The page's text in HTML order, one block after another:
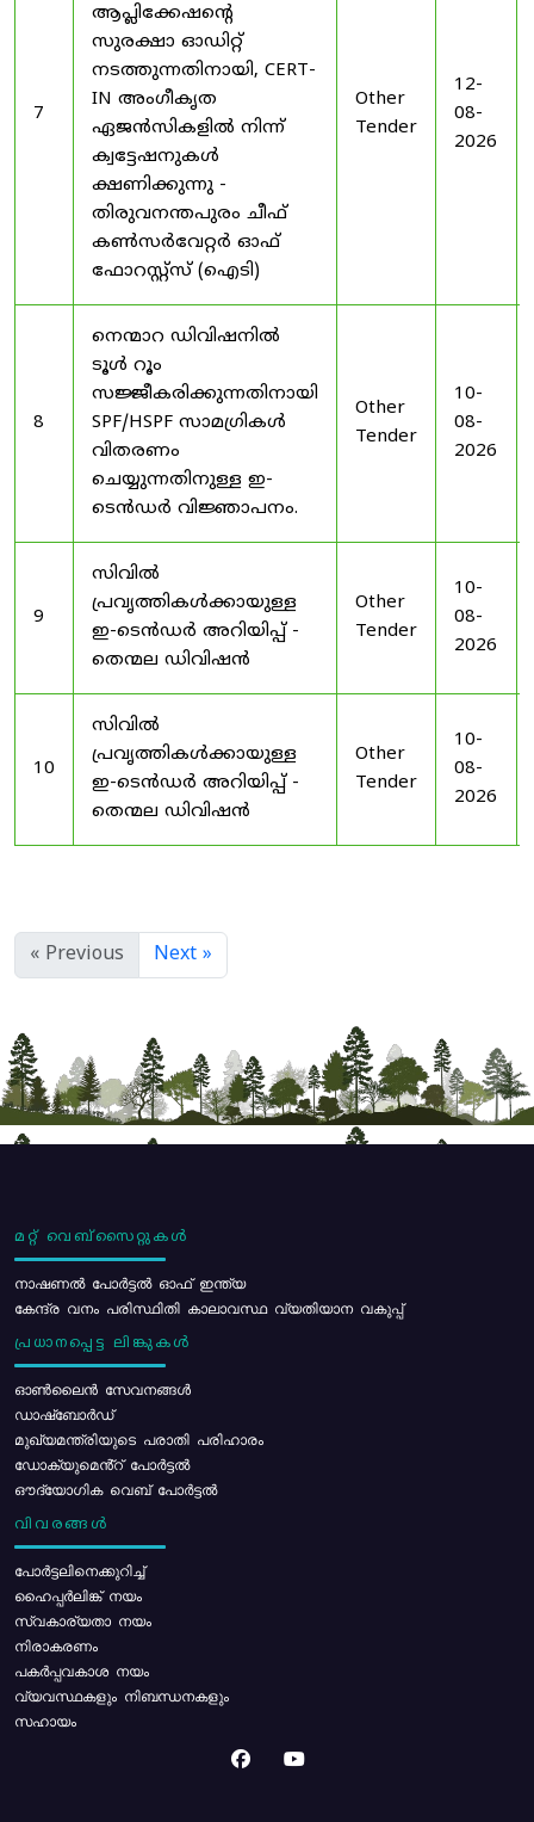
7
ആപ്ലിക്കേഷന്റെ
സുരക്ഷാ ഓഡിറ്റ്
നടത്തുന്നതിനായി, CERT-
IN അംഗീകൃത
ഏജൻസികളിൽ നിന്ന്
ക്വട്ടേഷനുകൾ
ക്ഷണിക്കുന്നു -
തിരുവനന്തപുരം ചീഫ്
കൺസർവേറ്റർ ഓഫ്
ഫോറസ്റ്റ്സ് (ഐടി)
Other
Tender
12-
08-
2026
8
നെന്മാറ ഡിവിഷനിൽ
ടൂൾ റൂം
സജ്ജീകരിക്കുന്നതിനായി
SPF/HSPF സാമഗ്രികൾ
വിതരണം
ചെയ്യുന്നതിനുള്ള ഇ-
ടെൻഡർ വിജ്ഞാപനം.
Other
Tender
10-
08-
2026
9
സിവിൽ
പ്രവൃത്തികൾക്കായുള്ള
ഇ-ടെൻഡർ അറിയിപ്പ് -
തെന്മല ഡിവിഷൻ
Other
Tender
10-
08-
2026
10
സിവിൽ
പ്രവൃത്തികൾക്കായുള്ള
ഇ-ടെൻഡർ അറിയിപ്പ് -
തെന്മല ഡിവിഷൻ
Other
Tender
10-
08-
2026
« Previous Next »
മറ്റ് വെബ്സൈറ്റുകൾ
നാഷണൽ പോർട്ടൽ ഓഫ് ഇന്ത്യ
കേന്ദ്ര വനം പരിസ്ഥിതി കാലാവസ്ഥ വ്യതിയാന വകുപ്പ്
പ്രധാനപ്പെട്ട ലിങ്കുകൾ
ഓൺലൈൻ സേവനങ്ങൾ
ഡാഷ്ബോർഡ്
മുഖ്യമന്ത്രിയുടെ പരാതി പരിഹാരം
ഡോക്യുമെൻ്റ് പോർട്ടൽ
ഔദ്യോഗിക വെബ് പോർട്ടൽ
വിവരങ്ങൾ
പോര്‍ട്ടലിനെക്കുറിച്ച്
ഹൈപ്പർലിങ്ക് നയം
സ്വകാര്യതാ നയം
നിരാകരണം
പകർപ്പവകാശ നയം
വ്യവസ്ഥകളും നിബന്ധനകളും
സഹായം